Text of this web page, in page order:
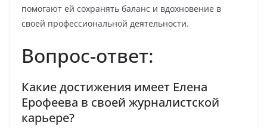
помогают ей сохранять баланс и вдохновение в
своей профессиональной деятельности.
Вопрос-ответ:
Какие достижения имеет Елена
Ерофеева в своей журналистской
карьере?